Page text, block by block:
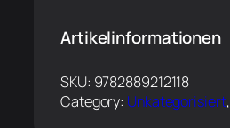
Artikelinformationen
SKU: 9782889212118
Category: Unkategorisiert,